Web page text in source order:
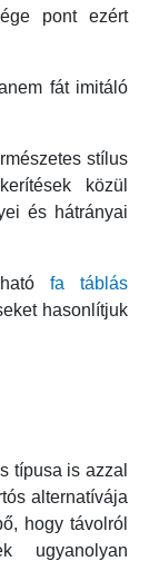
pont ezért
fát imitáló
stílus
közül
és hátrányai
fa táblás
hasonlítjuk
típusa is azzal
alternatívája
hogy távolról
ugyanolyan